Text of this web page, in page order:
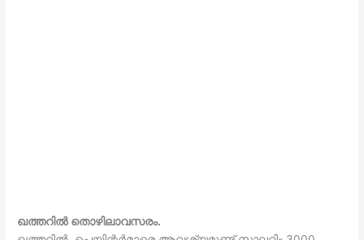
ഖത്തറിൽ തൊഴിലാവസരം.